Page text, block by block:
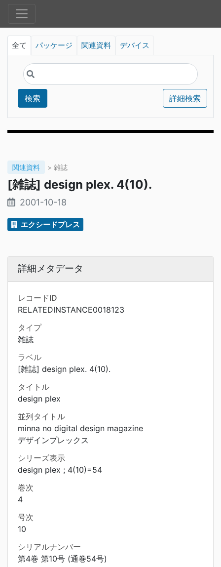
全て パッケージ 関連資料 デバイス
検索 詳細検索
関連資料 > 雑誌
[雑誌] design plex. 4(10).
2001-10-18
エクシードプレス
詳細メタデータ
レコードID
RELATEDINSTANCE0018123
タイプ
雑誌
ラベル
[雑誌] design plex. 4(10).
タイトル
design plex
並列タイトル
minna no digital design magazine
デザインプレックス
シリーズ表示
design plex ; 4(10)=54
巻次
4
号次
10
シリアルナンバー
第4巻 第10号 (通巻54号)